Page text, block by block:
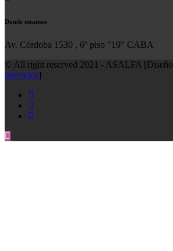
Donde estamos
Av. Córdoba 1530 , 6º piso "19" CABA
© All right reserved 2021 - ASALFA [Diseño
Servicios]